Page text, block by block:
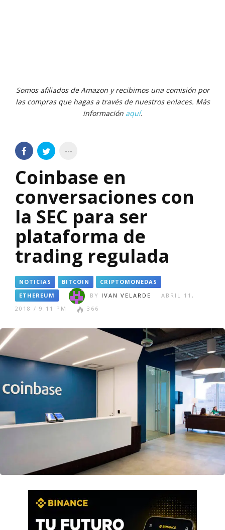
Somos afiliados de Amazon y recibimos una comisión por
las compras que hagas a través de nuestros enlaces. Más
información aquí.
Coinbase en
conversaciones con
la SEC para ser
plataforma de
trading regulada
NOTICIAS BITCOIN
CRIPTOMONEDAS
ETHEREUM
BY IVAN VELARDE
ABRIL 11,
2018 / 9:11 PM
366